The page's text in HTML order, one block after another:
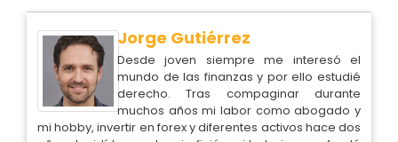
Jorge Gutiérrez
Desde joven siempre me interesó el
mundo de las finanzas y por ello estudié
derecho. Tras compaginar durante
muchos años mi labor como abogado y
mi hobby, invertir en forex y diferentes activos hace dos